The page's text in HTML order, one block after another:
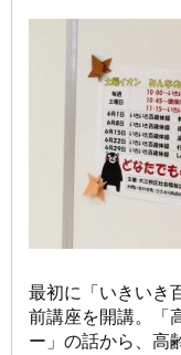
最初に「いきいき
前講座を開講。「
ー」の話から、高